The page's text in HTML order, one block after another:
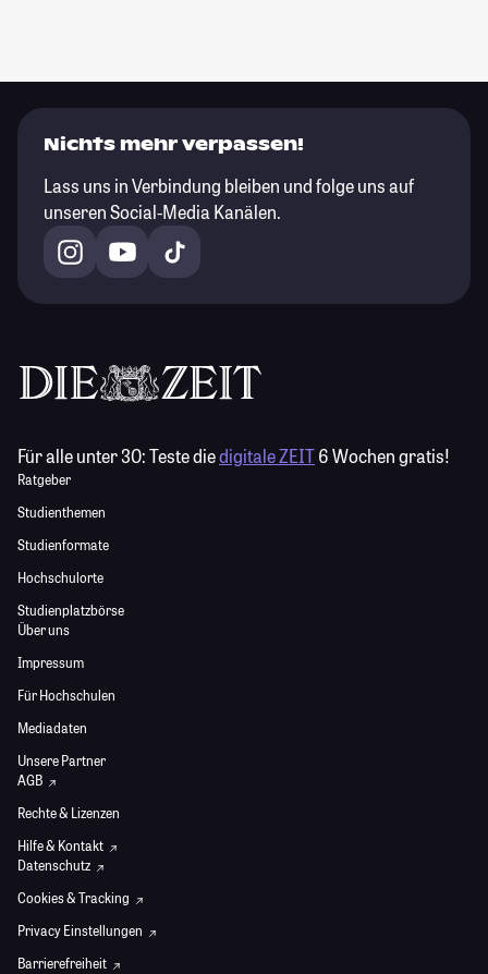
Nichts mehr verpassen!
Lass uns in Verbindung bleiben und folge uns auf
unseren Social-Media Kanälen.
Für alle unter 30:Teste diedigitale ZEIT6 Wochen gratis!
Ratgeber
Studienthemen
Studienformate
Hochschulorte
Studienplatzbörse
Über uns
Impressum
Für Hochschulen
Mediadaten
Unsere Partner
AGB
Rechte & Lizenzen
Hilfe & Kontakt
Datenschutz
Cookies & Tracking
Privacy Einstellungen
Barrierefreiheit